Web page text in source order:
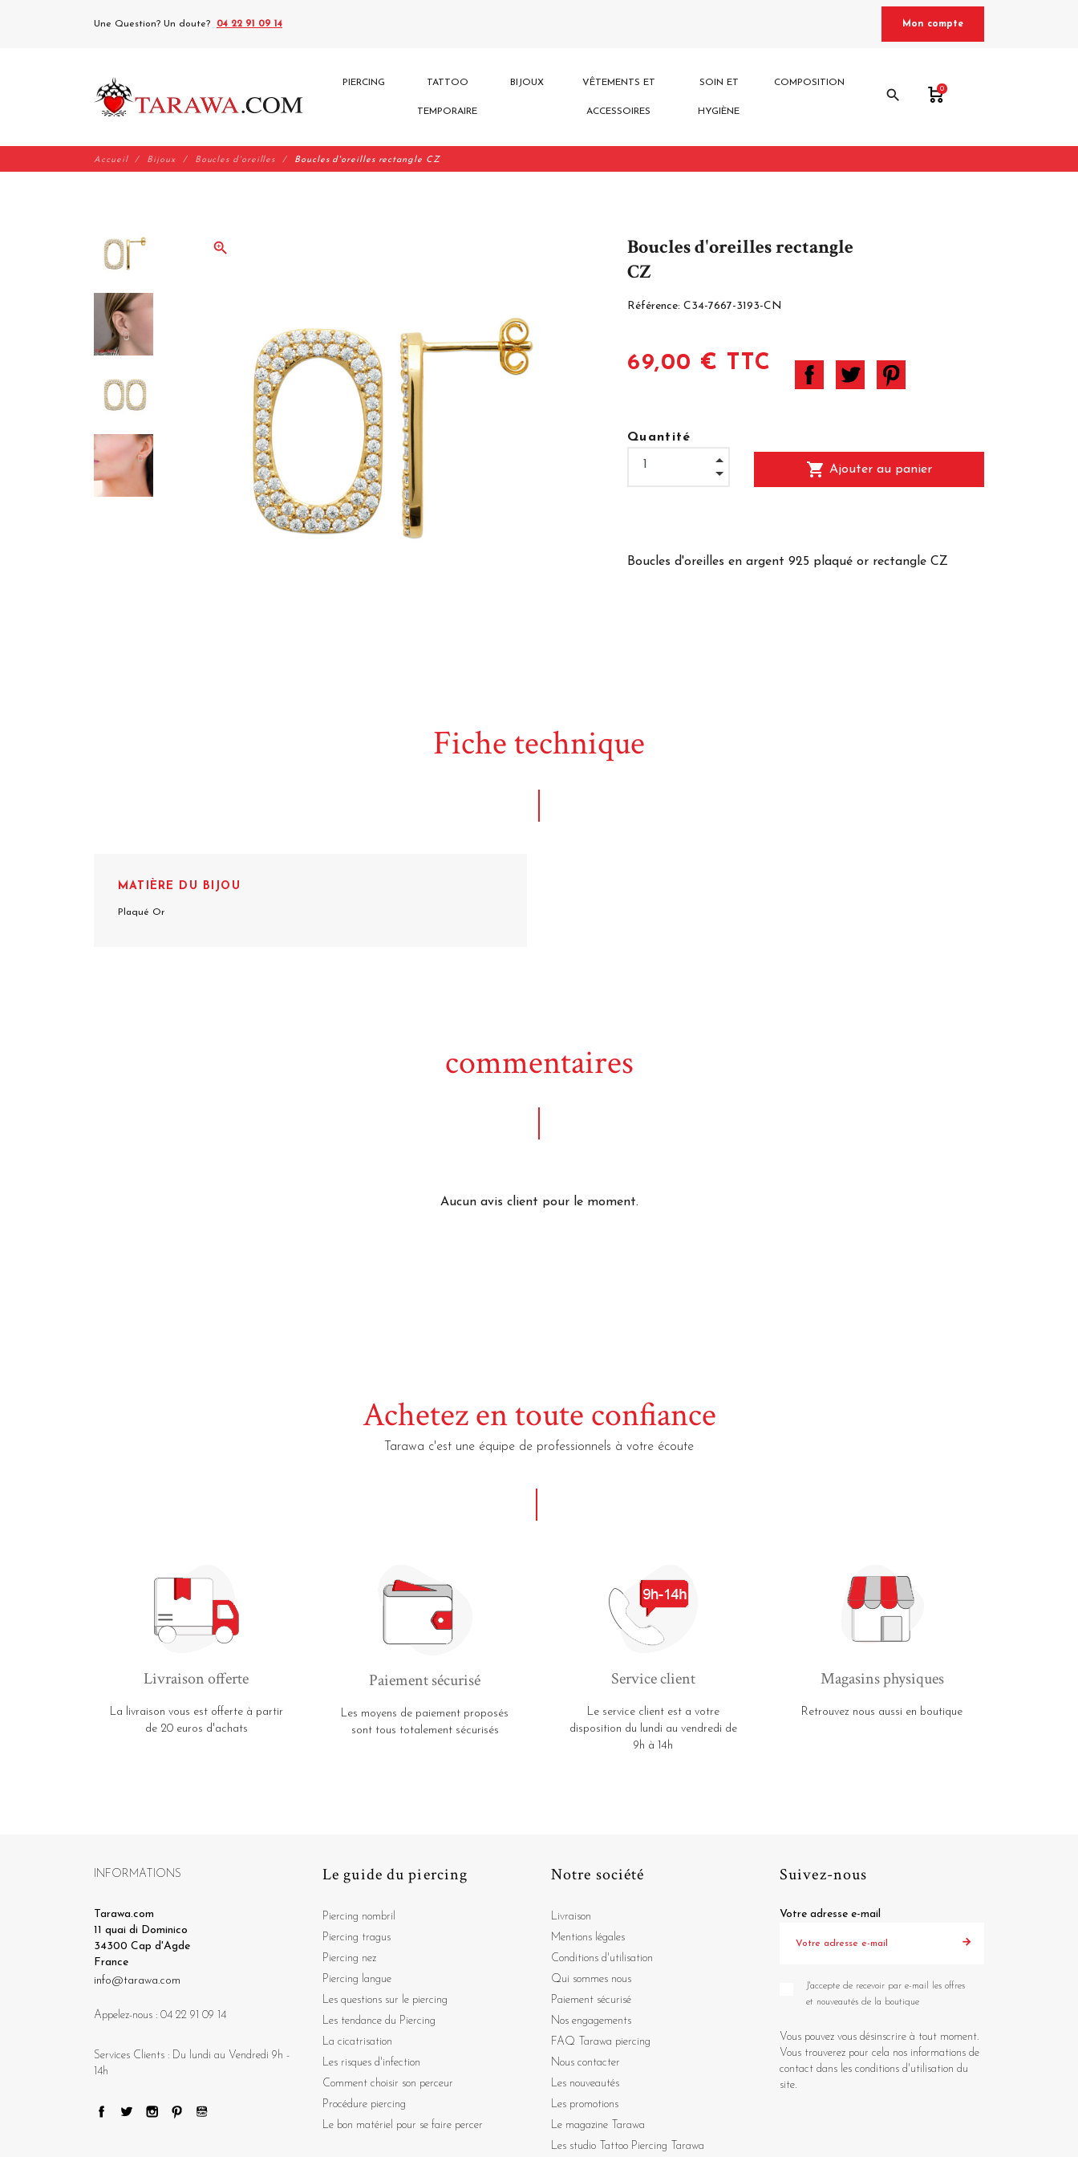
Une Question? Un doute? 04 22 91 09 14 Mon compte
PIERCING TATTOO
TEMPORAIRE
BIJOUX VÊTEMENTS ET
ACCESSOIRES
SOIN ET
HYGIÈNE
COMPOSITION
search 0
Accueil Bijoux Boucles d'oreilles Boucles d'oreilles rectangle CZ
zoom_in
Boucles d'oreilles rectangle
CZ
Référence: C34-7667-3193-CN
69,00 € TTC
Quantité
shopping_cart Ajouter au panier
Boucles d'oreilles en argent 925 plaqué or rectangle CZ
Fiche technique
MATIÈRE DU BIJOU
Plaqué Or
commentaires
Aucun avis client pour le moment.
Achetez en toute confiance
Tarawa c'est une équipe de professionnels à votre écoute
Livraison offerte
La livraison vous est offerte à partir
de 20 euros d'achats
Paiement sécurisé
Les moyens de paiement proposés
sont tous totalement sécurisés
Service client
Le service client est a votre
disposition du lundi au vendredi de
9h à 14h
Magasins physiques
Retrouvez nous aussi en boutique
INFORMATIONS
Tarawa.com
11 quai di Dominico
34300 Cap d'Agde
France
info@tarawa.com
Appelez-nous : 04 22 91 09 14
Services Clients : Du lundi au Vendredi 9h -
14h
Le guide du piercing
Piercing nombril
Piercing tragus
Piercing nez
Piercing langue
Les questions sur le piercing
Les tendance du Piercing
La cicatrisation
Les risques d'infection
Comment choisir son perceur
Procédure piercing
Le bon matériel pour se faire percer
Notre société
Livraison
Mentions légales
Conditions d'utilisation
Qui sommes nous
Paiement sécurisé
Nos engagements
FAQ Tarawa piercing
Nous contacter
Les nouveautés
Les promotions
Le magazine Tarawa
Les studio Tattoo Piercing Tarawa
Suivez-nous
Votre adresse e-mail
J'accepte de recevoir par e-mail les offres
et nouveautés de la boutique
Vous pouvez vous désinscrire à tout moment.
Vous trouverez pour cela nos informations de
contact dans les conditions d'utilisation du
site.